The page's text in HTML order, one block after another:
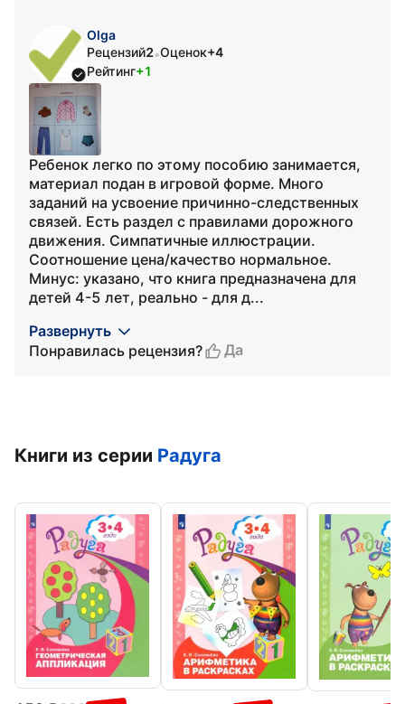
Olga
Рецензий2•Оценок+4
Рейтинг+1
Ребенок легко по этому пособию занимается,
материал подан в игровой форме. Много
заданий на усвоение причинно-следственных
связей. Есть раздел с правилами дорожного
движения. Симпатичные иллюстрации.
Соотношение цена/качество нормальное.
Минус: указано, что книга предназначена для
детей 4-5 лет, реально - для д...
Развернуть
Понравилась рецензия?
Да
Книги из серии Радуга